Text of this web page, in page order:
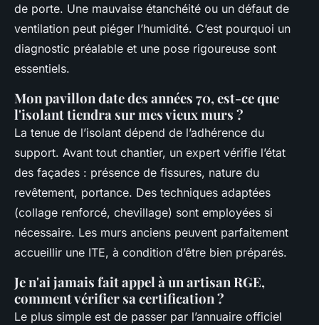
de porte. Une mauvaise étanchéité ou un défaut de
ventilation peut piéger l’humidité. C’est pourquoi un
diagnostic préalable et une pose rigoureuse sont
essentiels.
Mon pavillon date des années 70, est-ce que
l'isolant tiendra sur mes vieux murs ?
La tenue de l’isolant dépend de l’adhérence du
support. Avant tout chantier, un expert vérifie l’état
des façades : présence de fissures, nature du
revêtement, portance. Des techniques adaptées
(collage renforcé, chevillage) sont employées si
nécessaire. Les murs anciens peuvent parfaitement
accueillir une ITE, à condition d’être bien préparés.
Je n'ai jamais fait appel à un artisan RGE,
comment vérifier sa certification ?
Le plus simple est de passer par l’annuaire officiel